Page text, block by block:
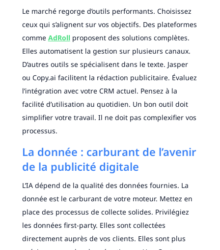
Le marché regorge d’outils performants. Choisissez
ceux qui s’alignent sur vos objectifs. Des plateformes
comme AdRollproposent des solutions complètes.
Elles automatisent la gestion sur plusieurs canaux.
D’autres outils se spécialisent dans le texte. Jasper
ou Copy.ai facilitent la rédaction publicitaire. Évaluez
l’intégration avec votre CRM actuel. Pensez à la
facilité d’utilisation au quotidien. Un bon outil doit
simplifier votre travail. Il ne doit pas complexifier vos
processus.
La donnée : carburant de l’avenir
de la publicité digitale
L’IA dépend de la qualité des données fournies. La
donnée est le carburant de votre moteur. Mettez en
place des processus de collecte solides. Privilégiez
les données first-party. Elles sont collectées
directement auprès de vos clients. Elles sont plus